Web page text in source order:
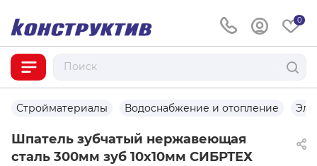
0
Стройматериалы Водоснабжение и отопление
Шпатель зубчатый нержавеющая
сталь 300мм зуб 10х10мм СИБРТЕХ